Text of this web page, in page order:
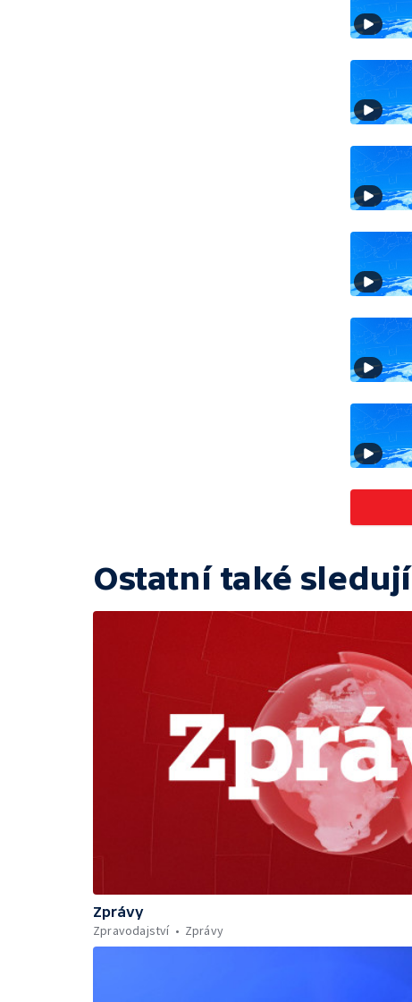
Ostatní také sledují
Zprávy
Zpravodajství
Zprávy